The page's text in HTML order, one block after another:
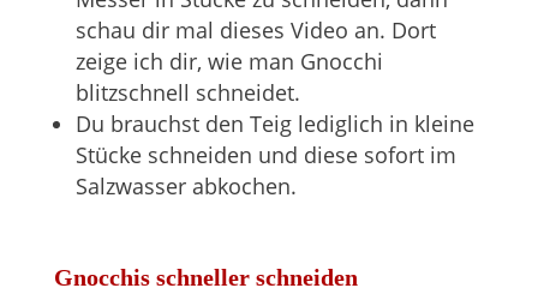
schau dir mal dieses Video an. Dort
zeige ich dir, wie man Gnocchi
blitzschnell schneidet.
Du brauchst den Teig lediglich in kleine
Stücke schneiden und diese sofort im
Salzwasser abkochen.
Gnocchis schneller schneiden